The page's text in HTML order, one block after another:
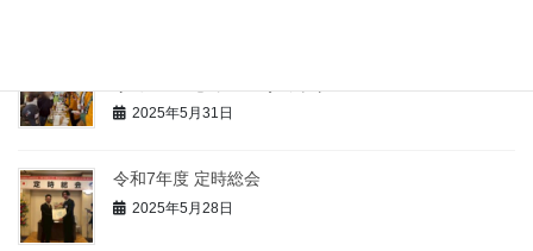
2025年5月31日
令和7年度 定時総会
2025年5月28日